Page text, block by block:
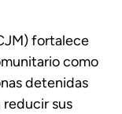
fortalece
como
detenidas
sus